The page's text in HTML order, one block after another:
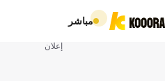
مباشر
إعلان